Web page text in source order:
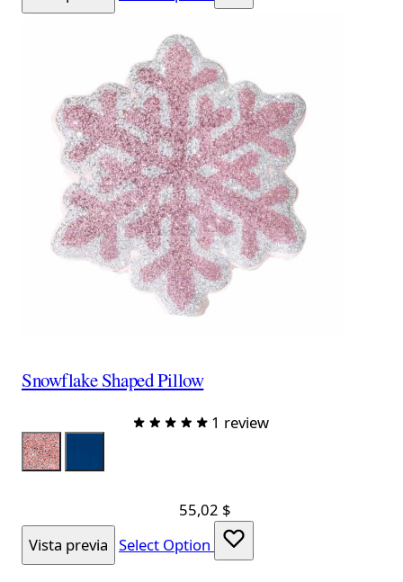
Snowflake Shaped Pillow
1 review
Color
LumPink
55,02 $
Vista previa Select Option